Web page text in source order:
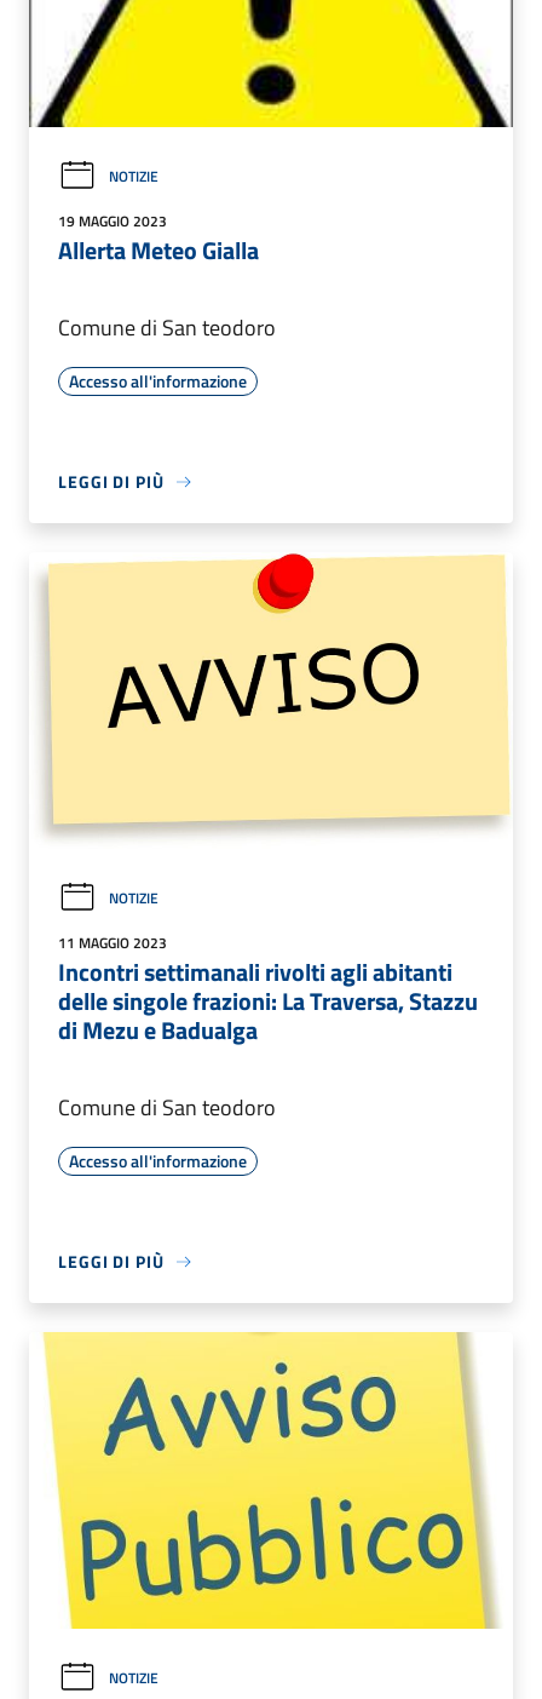
NOTIZIE
19 MAGGIO 2023
Allerta Meteo Gialla
Comune di San teodoro
Accesso all'informazione
LEGGI DI PIÙ
NOTIZIE
11 MAGGIO 2023
Incontri settimanali rivolti agli abitanti
delle singole frazioni: La Traversa, Stazzu
di Mezu e Badualga
Comune di San teodoro
Accesso all'informazione
LEGGI DI PIÙ
NOTIZIE